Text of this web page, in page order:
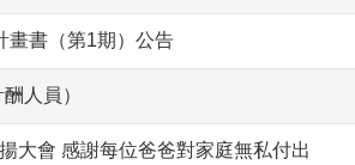
畫書（第1期）公告
人員）
大會 感謝每位爸爸對家庭無私付出